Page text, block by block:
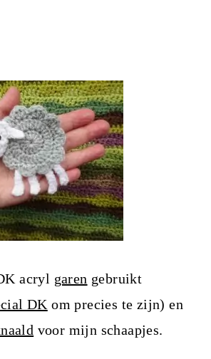
acryl garen gebruikt
DK om precies te zijn) en
voor mijn schaapjes.